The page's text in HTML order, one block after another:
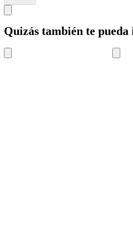
Quizás también te